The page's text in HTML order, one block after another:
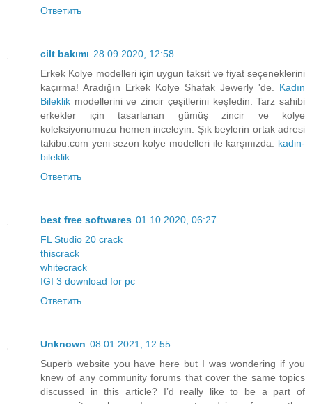
Ответить
cilt bakımı 28.09.2020, 12:58
Erkek Kolye modelleri için uygun taksit ve fiyat seçeneklerini
kaçırma! Aradığın Erkek Kolye Shafak Jewerly 'de. Kadın
Bileklik modellerini ve zincir çeşitlerini keşfedin. Tarz sahibi
erkekler için tasarlanan gümüş zincir ve kolye
koleksiyonumuzu hemen inceleyin. Şık beylerin ortak adresi
takibu.com yeni sezon kolye modelleri ile karşınızda. kadin-
bileklik
Ответить
best free softwares 01.10.2020, 06:27
FL Studio 20 crack
thiscrack
whitecrack
IGI 3 download for pc
Ответить
Unknown 08.01.2021, 12:55
Superb website you have here but I was wondering if you
knew of any community forums that cover the same topics
discussed in this article? I’d really like to be a part of